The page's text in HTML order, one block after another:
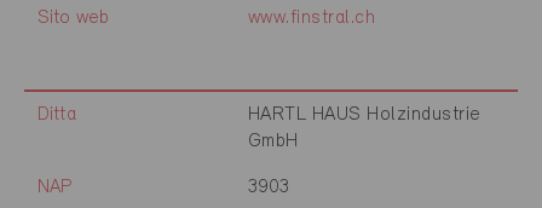
Sito web www.finstral.ch
Ditta
HARTL HAUS Holzindustrie
GmbH
NAP 3903